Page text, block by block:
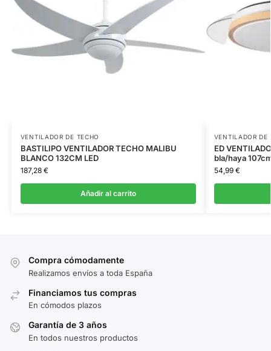
VENTILADOR DE TECHO
BASTILIPO VENTILADOR TECHO MALIBU
BLANCO 132CM LED
187,28 €
Añadir al carrito
VENTILADOR DE
ED
bla/haya
54,99 €
Compra cómodamente
Realizamos envíos a toda España
Financiamos tus compras
En cómodos plazos
Garantía de 3 años
En todos nuestros productos